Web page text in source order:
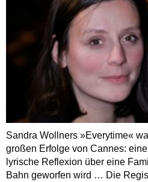
Sandra Wollners »Everytime«
großen Erfolge von Cannes:
lyrische Reflexion über eine
Bahn geworfen wird … Die